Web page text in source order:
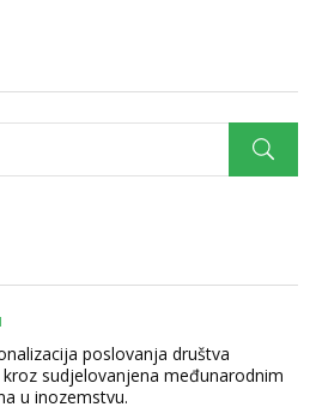
poslovanja društva
sudjelovanjena međunarodnim
u inozemstvu.